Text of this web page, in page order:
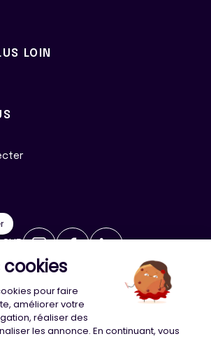
LOIN
- Tous droits réservés
de confidentialité
Cookies
Agence Adeliom
pour faire
améliorer votre
réaliser des
les annonce. En continuant, vous